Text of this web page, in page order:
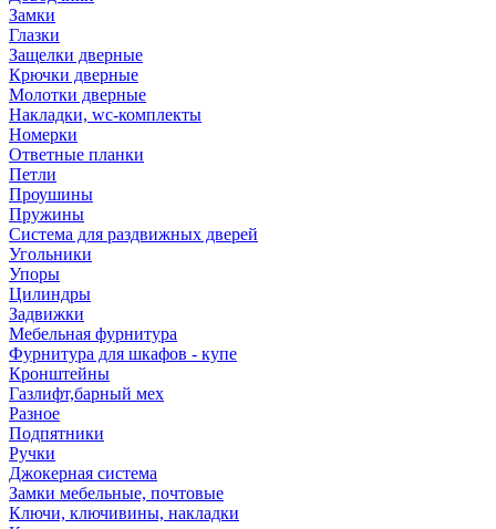
Замки
Глазки
Защелки дверные
Крючки дверные
Молотки дверные
Накладки, wc-комплекты
Номерки
Ответные планки
Петли
Проушины
Пружины
Система для раздвижных дверей
Угольники
Упоры
Цилиндры
Задвижки
Мебельная фурнитура
Фурнитура для шкафов - купе
Кронштейны
Газлифт,барный мех
Разное
Подпятники
Ручки
Джокерная система
Замки мебельные, почтовые
Ключи, ключивины, накладки